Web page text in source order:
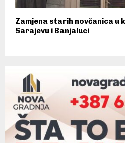
Zamjena starih novčanica u
Sarajevu i Banjaluci